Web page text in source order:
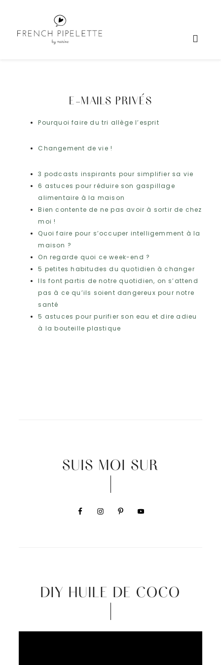
E-MAILS PRIVÉS
Pourquoi faire du tri allège l’esprit
Changement de vie !
3 podcasts inspirants pour simplifier sa vie
6 astuces pour réduire son gaspillage
alimentaire à la maison
Bien contente de ne pas avoir à sortir de chez
moi !
Quoi faire pour s’occuper intelligemment à la
maison ?
On regarde quoi ce week-end ?
5 petites habitudes du quotidien à changer
Ils font partis de notre quotidien, on s’attend
pas à ce qu’ils soient dangereux pour notre
santé
5 astuces pour purifier son eau et dire adieu
à la bouteille plastique
SUIS MOI SUR
DIY HUILE DE COCO